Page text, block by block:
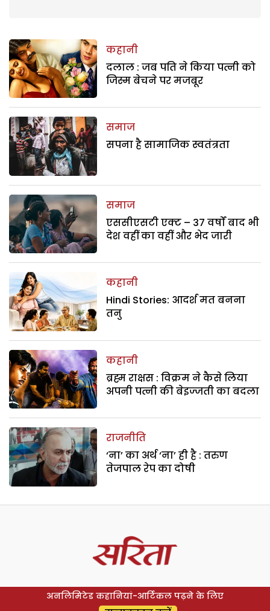
कहानी
दलाल : जब पति ने किया पत्नी को
जिस्म बेचने पर मजबूर
समाज
सपना है सामाजिक स्वतंत्रता
समाज
एससीएसटी एक्ट – 37 वर्षों बाद भी
देश वहीं का वहीं और भेद जारी
कहानी
Hindi Stories: आदर्श मत बनना
तनु
कहानी
ब्रह्म राक्षस : विक्रम ने कैसे लिया
अपनी पत्नी की बेइज्जती का बदला
राजनीति
‘ना’ का अर्थ ‘ना’ ही है : तरुण
तेजपाल रेप का दोषी
अनलिमिटेड कहानियां-आर्टिकल पढ़ने के लिए